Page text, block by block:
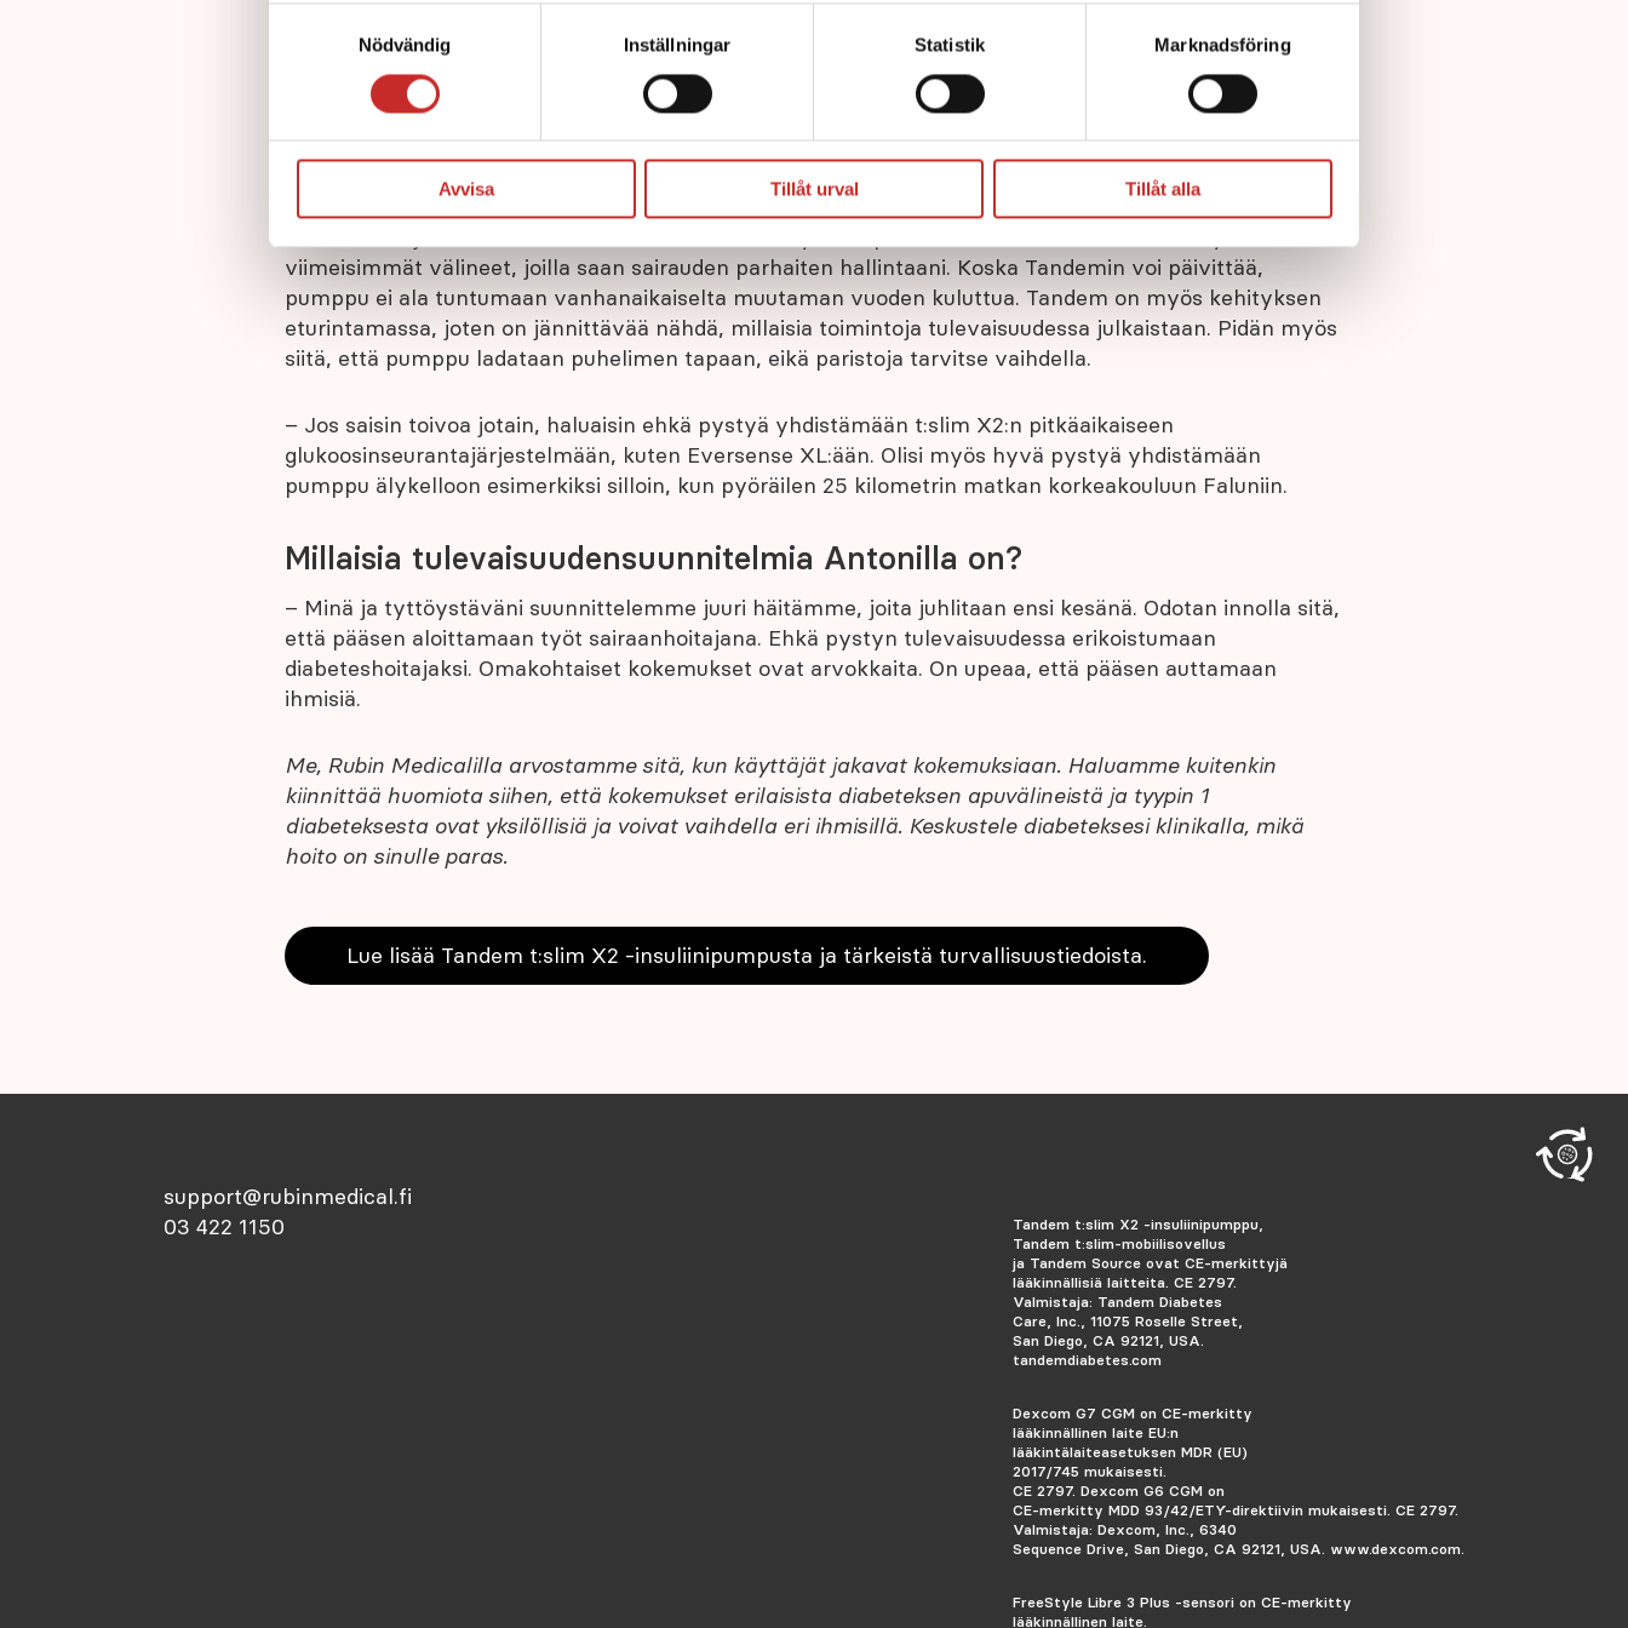
nedre vänstra hörnet av din skärm. Väljer du att inte ge ditt samtycke kommer vi enbart placera cookies som är
nödvändiga för webbplatsens funktion. För mer information om cookies och vår personuppgiftshantering,
se
Nödvändig
Inställningar Statistik Marknadsföring
Avvisa Tillåt urval Tillåt alla
Pumppu vaativille
Yksi ominaisuuksista, joita Anton arvostaa Tandem t:slim X2 -pumpussa, on ohjelmiston
päivittämismahdollisuus.
viimeisimmät välineet, joilla saan sairauden parhaiten hallintaani. Koska Tandemin voi päivittää,
pumppu ei ala tuntumaan vanhanaikaiselta muutaman vuoden kuluttua. Tandem on myös kehityksen
eturintamassa, joten on jännittävää nähdä, millaisia toimintoja tulevaisuudessa julkaistaan. Pidän myös
siitä, että pumppu ladataan puhelimen tapaan, eikä paristoja tarvitse vaihdella.
– Jos saisin toivoa jotain, haluaisin ehkä pystyä yhdistämään t:slim X2:n pitkäaikaiseen
glukoosinseurantajärjestelmään, kuten Eversense XL:ään. Olisi myös hyvä pystyä yhdistämään
pumppu älykelloon esimerkiksi silloin, kun pyöräilen 25 kilometrin matkan korkeakouluun Faluniin.
Millaisia tulevaisuudensuunnitelmia Antonilla on?
– Minä ja tyttöystäväni suunnittelemme juuri häitämme, joita juhlitaan ensi kesänä. Odotan innolla sitä,
että pääsen aloittamaan työt sairaanhoitajana. Ehkä pystyn tulevaisuudessa erikoistumaan
diabeteshoitajaksi. Omakohtaiset kokemukset ovat arvokkaita. On upeaa, että pääsen auttamaan
ihmisiä.
Me, Rubin Medicalilla arvostamme sitä, kun käyttäjät jakavat kokemuksiaan. Haluamme kuitenkin
kiinnittää huomiota siihen, että kokemukset erilaisista diabeteksen apuvälineistä ja tyypin 1
diabeteksesta ovat yksilöllisiä ja voivat vaihdella eri ihmisillä. Keskustele diabeteksesi klinikalla, mikä
hoito on sinulle paras.
Lue lisää Tandem t:slim X2 -insuliinipumpusta ja tärkeistä turvallisuustiedoista.
support@rubinmedical.fi
03 422 1150
Tandem t:slim X2 -insuliinipumppu,
Tandem t:slim-mobiilisovellus
ja Tandem Source ovat CE-merkittyjä
lääkinnällisiä laitteita. CE 2797.
Valmistaja: Tandem Diabetes
Care, Inc., 11075 Roselle Street,
San Diego, CA 92121, USA.
tandemdiabetes.com
Dexcom G7 CGM on CE-merkitty
lääkinnällinen laite EU:n
lääkintälaiteasetuksen MDR (EU)
2017/745 mukaisesti.
CE 2797. Dexcom G6 CGM on
CE-merkitty MDD 93/42/ETY-direktiivin mukaisesti. CE 2797.
Valmistaja: Dexcom, Inc., 6340
Sequence Drive, San Diego, CA 92121, USA. www.dexcom.com.
FreeStyle Libre 3 Plus -sensori on CE-merkitty
lääkinnällinen laite.